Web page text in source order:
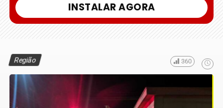
INSTALAR AGORA
Região 360